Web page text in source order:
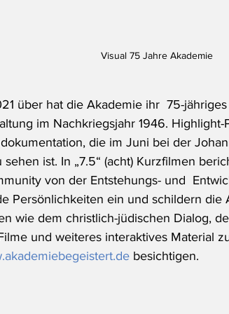
Visual 75 Jahre Akademie
über hat die Akademie ihr  75-
im Nachkriegsjahr 1946.
die im Juni bei der
ist. In „7.5“ (acht) Kurzfilmen
von der Entstehungs- und
Persönlichkeiten ein und schildern die
wie dem christlich-jüdischen Dialog,
und weiteres interaktives Material
besichtigen.